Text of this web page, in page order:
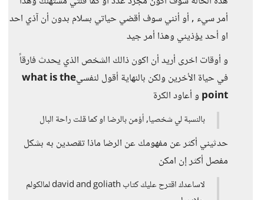
أمر سيء , أو أنني سوف أقضي حياتي بسلام بدون أن آذي احد
او أحد يؤذيني وهذا أمر جيد
و أوقات اخرى أريد أن اكون ذالك الشخص الذي يحدث فارقاً
في حياة الأخرين ولكن بالنهاية أقول لنفسيwhat is the
point و أعاود الكرة
بالنسبة لي شخصيا, أؤمن بالرضا او كما قلت راحة البال
حدثيني أكثر عن مفهومك عن الرضا ماذا تقصدين به بشكل
مفصل أكثر إن امكن
لاساعدك اقترح عليك كتاب david and goliath لمالكولم